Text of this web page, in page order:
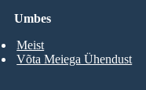
Umbes
Meist
Võta Meiega Ühendust